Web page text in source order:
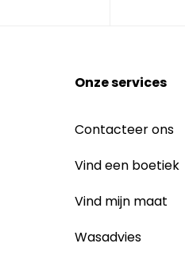
Onze services
Contacteer ons
Vind een boetiek
Vind mijn maat
Wasadvies